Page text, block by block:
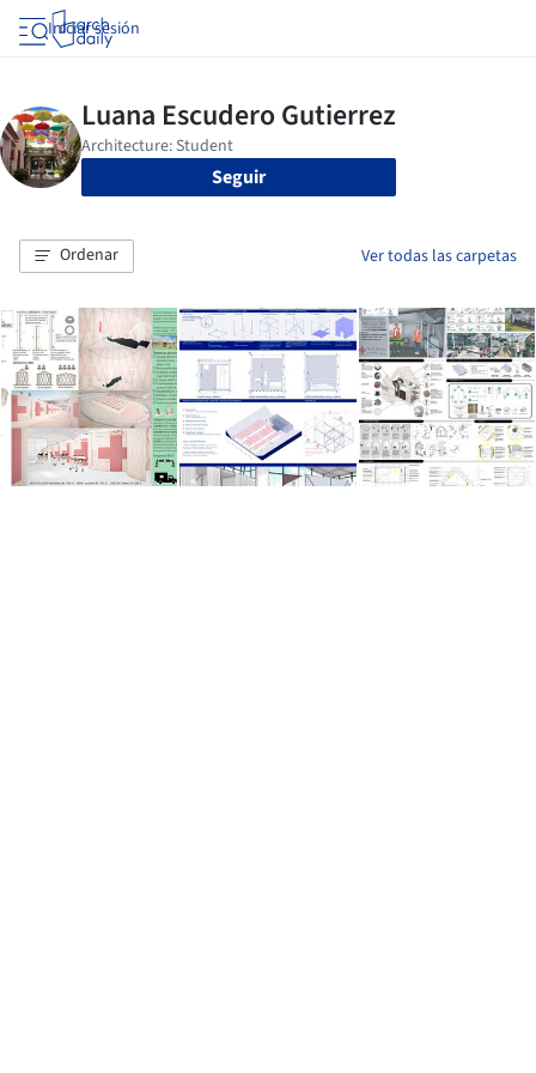
Iniciar sesión
Seguir
Ordenar Ver todas las carpetas